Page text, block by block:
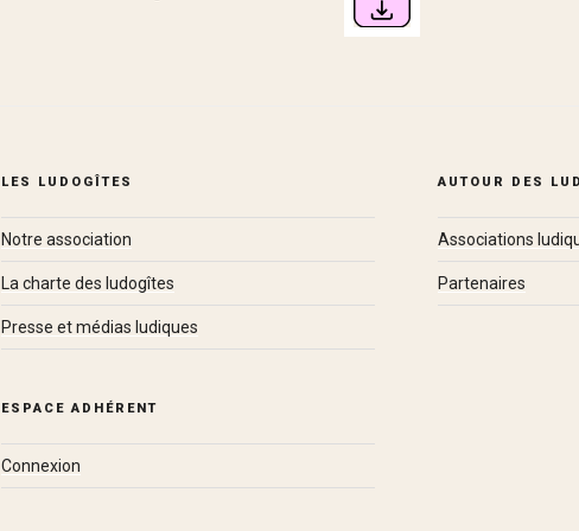
LES LUDOGÎTES
Notre association
La charte des ludogîtes
Presse et médias ludiques
ESPACE ADHÉRENT
Connexion
AUTOUR DES
Associations
Partenaires